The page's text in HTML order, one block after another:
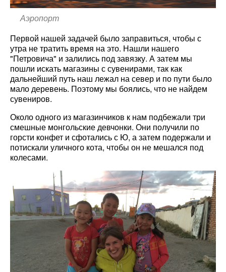
Аэропорт
Первой нашей задачей было заправиться, чтобы с
утра не тратить время на это. Нашли нашего
"Петровича" и залились под завязку. А затем мы
пошли искать магазины с сувенирами, так как
дальнейший путь наш лежал на север и по пути было
мало деревень. Поэтому мы боялись, что не найдем
сувениров.
Около одного из магазинчиков к нам подбежали три
смешные монгольские девчонки. Они получили по
горсти конфет и сфотались с Ю, а затем подержали и
потискали уличного кота, чтобы он не мешался под
колесами.